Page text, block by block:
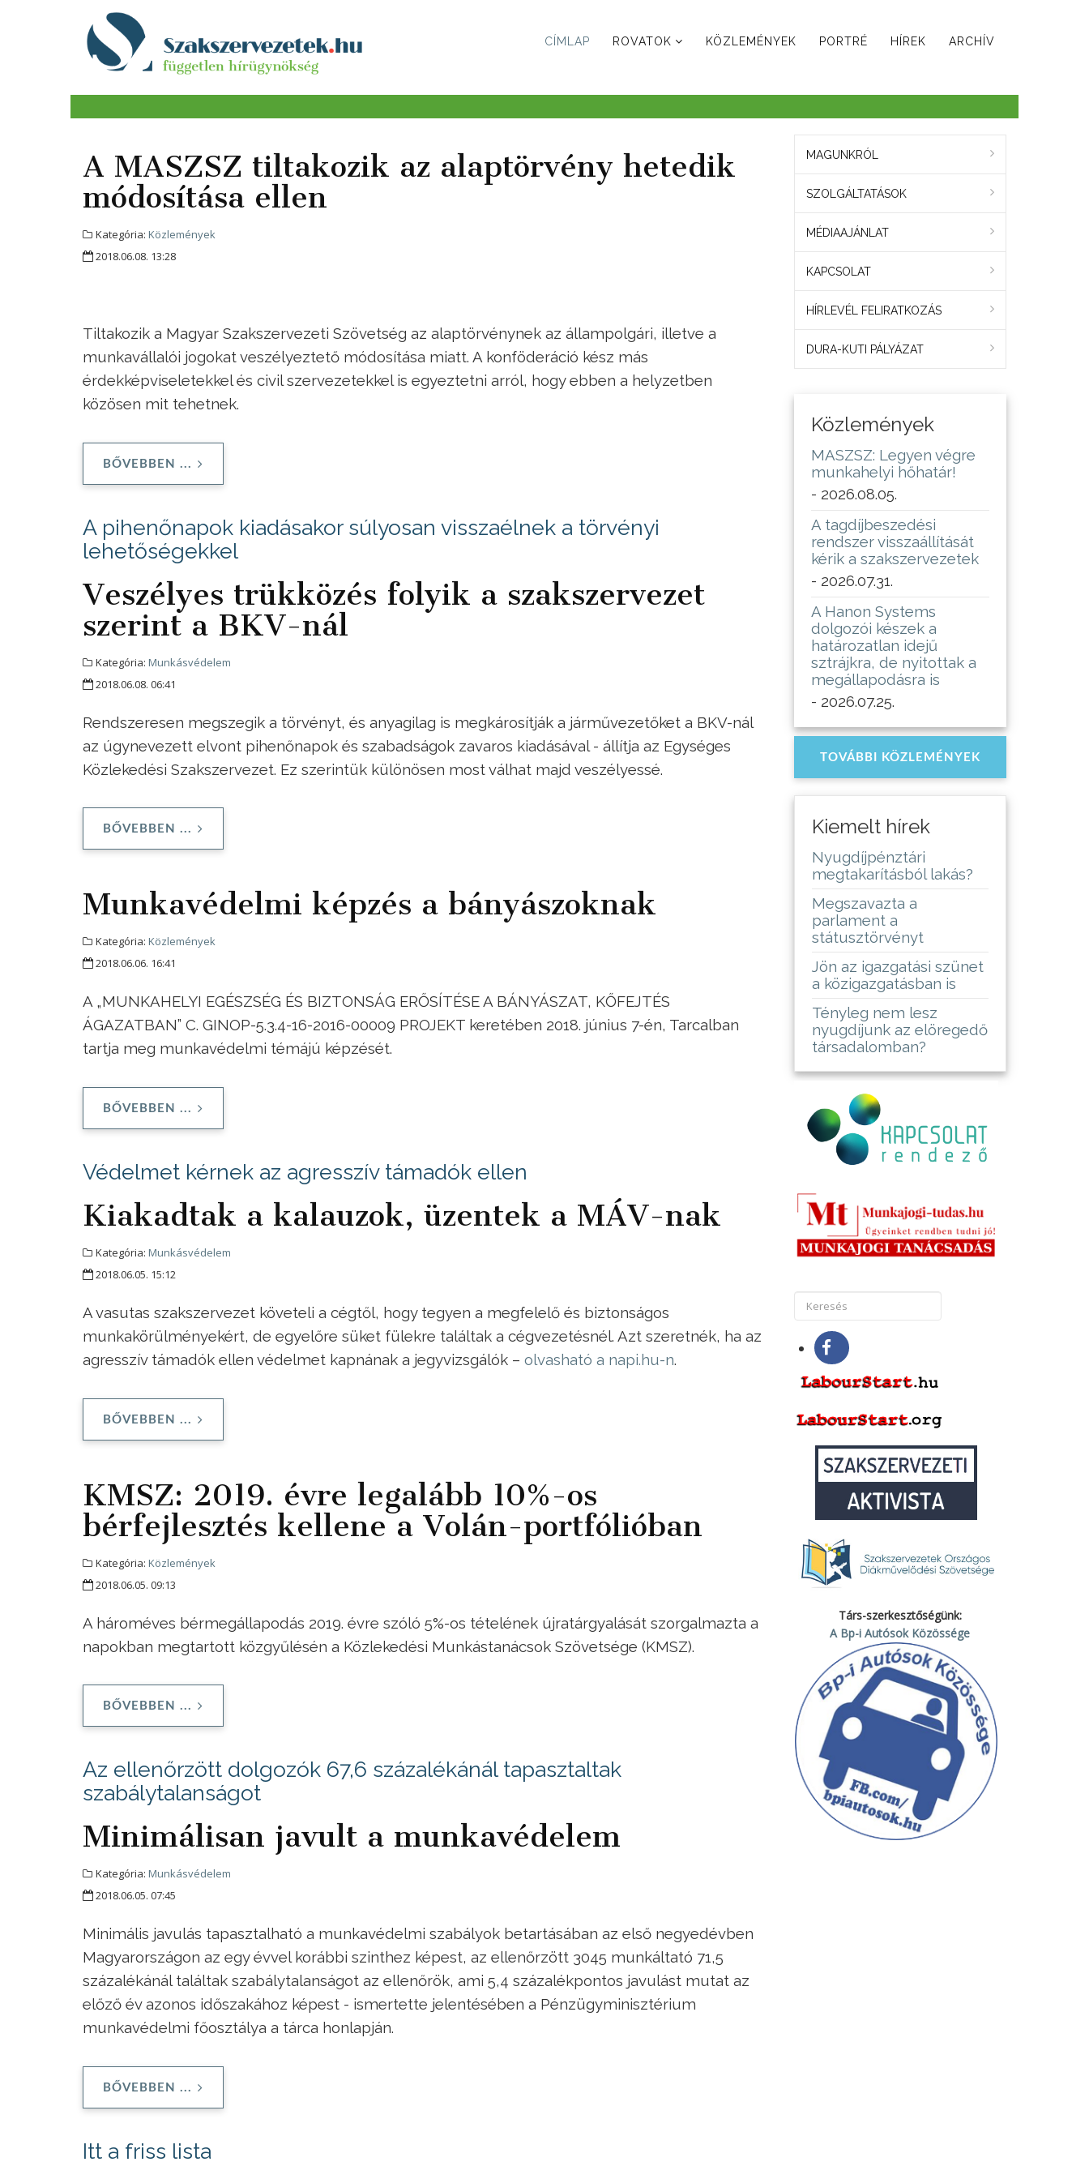
CÍMLAP ROVATOK KÖZLEMÉNYEK PORTRÉ HÍREK ARCHÍV
A MASZSZ tiltakozik az alaptörvény hetedik
módosítása ellen
Kategória: Közlemények
2018.06.08. 13:28
Tiltakozik a Magyar Szakszervezeti Szövetség az alaptörvénynek az állampolgári, illetve a
munkavállalói jogokat veszélyeztető módosítása miatt. A konföderáció kész más
érdekképviseletekkel és civil szervezetekkel is egyeztetni arról, hogy ebben a helyzetben
közösen mit tehetnek.
BŐVEBBEN ...
A pihenőnapok kiadásakor súlyosan visszaélnek a törvényi
lehetőségekkel
Veszélyes trükközés folyik a szakszervezet
szerint a BKV-nál
Kategória: Munkásvédelem
2018.06.08. 06:41
Rendszeresen megszegik a törvényt, és anyagilag is megkárosítják a járművezetőket a BKV-nál
az úgynevezett elvont pihenőnapok és szabadságok zavaros kiadásával - állítja az Egységes
Közlekedési Szakszervezet. Ez szerintük különösen most válhat majd veszélyessé.
BŐVEBBEN ...
Munkavédelmi képzés a bányászoknak
Kategória: Közlemények
2018.06.06. 16:41
A „MUNKAHELYI EGÉSZSÉG ÉS BIZTONSÁG ERŐSÍTÉSE A BÁNYÁSZAT, KŐFEJTÉS
ÁGAZATBAN” C. GINOP-5.3.4-16-2016-00009 PROJEKT keretében 2018. június 7-én, Tarcalban
tartja meg munkavédelmi témájú képzését.
BŐVEBBEN ...
Védelmet kérnek az agresszív támadók ellen
Kiakadtak a kalauzok, üzentek a MÁV-nak
Kategória: Munkásvédelem
2018.06.05. 15:12
A vasutas szakszervezet követeli a cégtől, hogy tegyen a megfelelő és biztonságos
munkakörülményekért, de egyelőre süket fülekre találtak a cégvezetésnél. Azt szeretnék, ha az
agresszív támadók ellen védelmet kapnának a jegyvizsgálók – olvasható a napi.hu-n.
BŐVEBBEN ...
KMSZ: 2019. évre legalább 10%-os
bérfejlesztés kellene a Volán-portfólióban
Kategória: Közlemények
2018.06.05. 09:13
A hároméves bérmegállapodás 2019. évre szóló 5%-os tételének újratárgyalását szorgalmazta a
napokban megtartott közgyűlésén a Közlekedési Munkástanácsok Szövetsége (KMSZ).
BŐVEBBEN ...
Az ellenőrzött dolgozók 67,6 százalékánál tapasztaltak
szabálytalanságot
Minimálisan javult a munkavédelem
Kategória: Munkásvédelem
2018.06.05. 07:45
Minimális javulás tapasztalható a munkavédelmi szabályok betartásában az első negyedévben
Magyarországon az egy évvel korábbi szinthez képest, az ellenőrzött 3045 munkáltató 71,5
százalékánál találtak szabálytalanságot az ellenőrök, ami 5,4 százalékpontos javulást mutat az
előző év azonos időszakához képest - ismertette jelentésében a Pénzügyminisztérium
munkavédelmi főosztálya a tárca honlapján.
BŐVEBBEN ...
Itt a friss lista
MAGUNKRÓL
SZOLGÁLTATÁSOK
MÉDIAAJÁNLAT
KAPCSOLAT
HÍRLEVÉL FELIRATKOZÁS
DURA-KUTI PÁLYÁZAT
Közlemények
MASZSZ: Legyen végre
munkahelyi hőhatár!
- 2026.08.05.
A tagdíjbeszedési
rendszer visszaállítását
kérik a szakszervezetek
- 2026.07.31.
A Hanon Systems
dolgozói készek a
határozatlan idejű
sztrájkra, de nyitottak a
megállapodásra is
- 2026.07.25.
TOVÁBBI KÖZLEMÉNYEK
Kiemelt hírek
Nyugdíjpénztári
megtakarításból lakás?
Megszavazta a
parlament a
státusztörvényt
Jön az igazgatási szünet
a közigazgatásban is
Tényleg nem lesz
nyugdíjunk az elöregedő
társadalomban?
Társ-szerkesztőségünk:
A Bp-i Autósok Közössége